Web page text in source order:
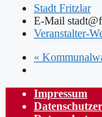
Stadt Fritzlar
E-Mail
Veranstalter-
«
Impressum